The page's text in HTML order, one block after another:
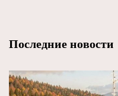
Последние новости